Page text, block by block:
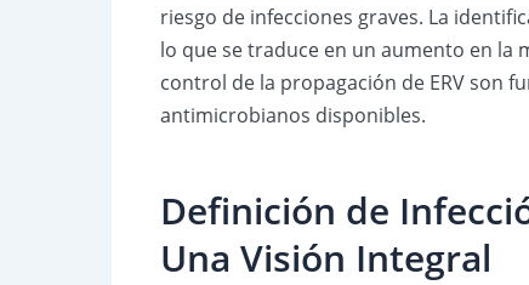
riesgo de infecciones graves. La
lo que se traduce en un aumento en la
control de la propagación de ERV son
antimicrobianos disponibles.
Definición de
Una Visión Integral